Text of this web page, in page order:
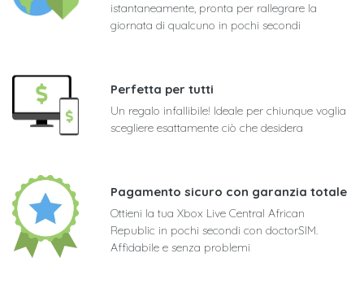
istantaneamente, pronta per rallegrare la
giornata di qualcuno in pochi secondi
Perfetta per tutti
Un regalo infallibile! Ideale per chiunque voglia
scegliere esattamente ciò che desidera
Pagamento sicuro con garanzia totale
Ottieni la tua Xbox Live Central African
Republic in pochi secondi con doctorSIM.
Affidabile e senza problemi